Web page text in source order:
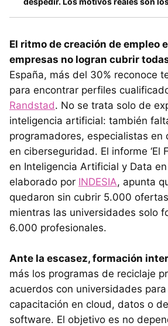
El ritmo de creación de empleo
empresas no logran cubrir
España, más del 30% reconoce
para encontrar perfiles
Randstad. No se trata solo de
inteligencia artificial: también
programadores, especialistas en
en ciberseguridad. El informe ‘El
en Inteligencia Artificial y Data en
elaborado por INDESIA, apunta
quedaron sin cubrir 5.000
mientras las universidades solo
6.000 profesionales.
Ante la escasez, formación
más los programas de reciclaje
acuerdos con universidades
capacitación en cloud, datos o
software. El objetivo es no